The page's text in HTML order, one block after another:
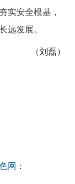
实安全根基，
远发展。
（刘磊）
网：